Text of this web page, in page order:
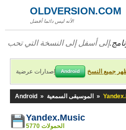
OLDVERSION.COM
لأنه ليس دائما أفضل!
إصدارات عرضية Android جميع النسخ
Android » الموسيقى السمعية »
Yandex.Music
5770 الحمولات